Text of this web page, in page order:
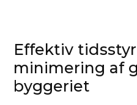
Effektiv
minimering af
byggeriet